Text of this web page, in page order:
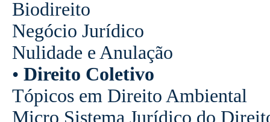
Biodireito
Negócio Jurídico
Nulidade e Anulação
• Direito Coletivo
Tópicos em Direito Ambiental
Micro Sistema Jurídico do